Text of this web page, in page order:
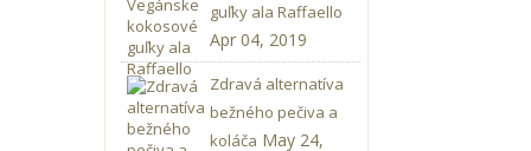
guľky ala Raffaello
Apr 04, 2019
Zdravá alternatíva
bežného pečiva a
koláča May 24,